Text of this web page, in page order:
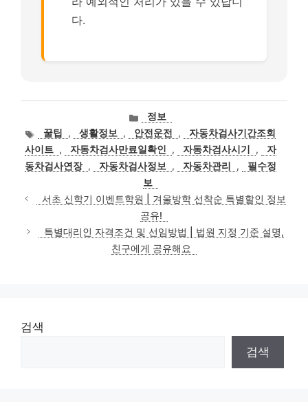
다.
카
테
고
리
정보
태
그
꿀팁 , 생활정보 , 안전운전 ,
자동차검사기간조회
사이트 , 자동차검사만료일확인 , 자동차검사시기 ,
자
동차검사연장 , 자동차검사정보 , 자동차관리 ,
필수정
보
서초 신학기 이벤트학원 | 겨울방학 선착순 특별할인 정보
공유!
특별대리인 자격조건 및 선임방법 | 법원 지정 기준 설명,
친구에게 공유해요
검색
검색